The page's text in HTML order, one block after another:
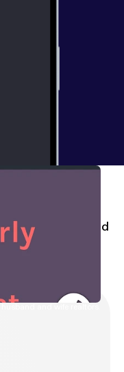
and wife realtors.
as husband and